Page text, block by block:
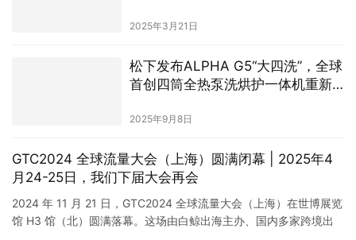
2025年3月21日
松下发布ALPHA G5“大四洗”，全球
首创四筒全热泵洗烘护一体机重新
2025年9月8日
GTC2024 全球流量大会（上海）圆满闭幕 | 2025年4
月24-25日，我们下届大会再会
2024 年 11 月 21 日，GTC2024 全球流量大会（上海）在世博展览
馆 H3 馆（北）圆满落幕。这场由白鲸出海主办、国内多家跨境出